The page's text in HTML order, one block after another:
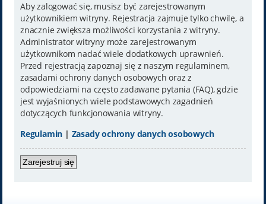
Aby zalogować się, musisz być zarejestrowanym
użytkownikiem witryny. Rejestracja zajmuje tylko chwilę, a
znacznie zwiększa możliwości korzystania z witryny.
Administrator witryny może zarejestrowanym
użytkownikom nadać wiele dodatkowych uprawnień.
Przed rejestracją zapoznaj się z naszym regulaminem,
zasadami ochrony danych osobowych oraz z
odpowiedziami na często zadawane pytania (FAQ), gdzie
jest wyjaśnionych wiele podstawowych zagadnień
dotyczących funkcjonowania witryny.
Regulamin | Zasady ochrony danych osobowych
Zarejestruj się